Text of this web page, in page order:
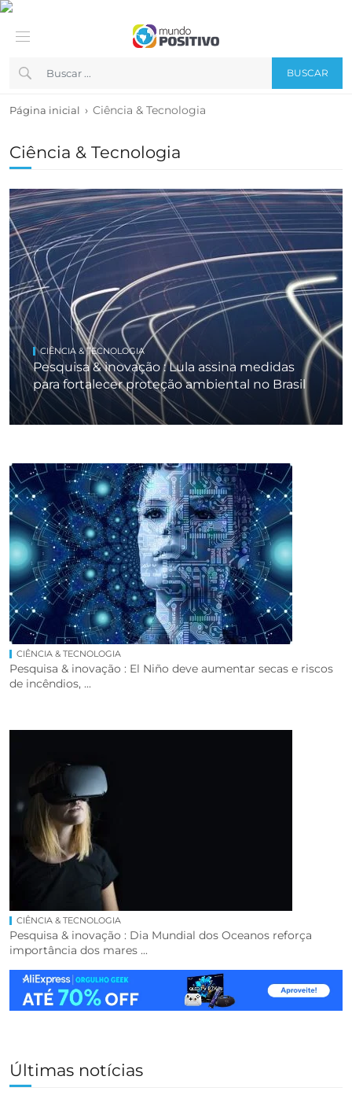
BUSCAR
Página inicial › Ciência & Tecnologia
Ciência & Tecnologia
CIÊNCIA & TECNOLOGIA
Pesquisa & inovação : Lula assina medidas
para fortalecer proteção ambiental no Brasil
CIÊNCIA & TECNOLOGIA
Pesquisa & inovação : El Niño deve aumentar secas e riscos
de incêndios, ...
CIÊNCIA & TECNOLOGIA
Pesquisa & inovação : Dia Mundial dos Oceanos reforça
importância dos mares ...
Últimas notícias